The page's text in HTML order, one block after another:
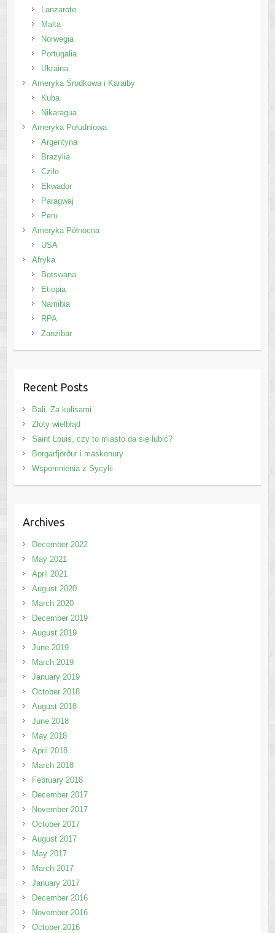
Lanzarote
Malta
Norwegia
Portugalia
Ukraina
Ameryka Środkowa i Karaiby
Kuba
Nikaragua
Ameryka Południowa
Argentyna
Brazylia
Czile
Ekwador
Paragwaj
Peru
Ameryka Północna
USA
Afryka
Botswana
Etiopia
Namibia
RPA
Zanzibar
Recent Posts
Bali. Za kulisami
Złoty wielbłąd
Saint Louis, czy to miasto da się lubić?
Borgarfjörður i maskonury
Wspomnienia z Sycylii
Archives
December 2022
May 2021
April 2021
August 2020
March 2020
December 2019
August 2019
June 2019
March 2019
January 2019
October 2018
August 2018
June 2018
May 2018
April 2018
March 2018
February 2018
December 2017
November 2017
October 2017
August 2017
May 2017
March 2017
January 2017
December 2016
November 2016
October 2016